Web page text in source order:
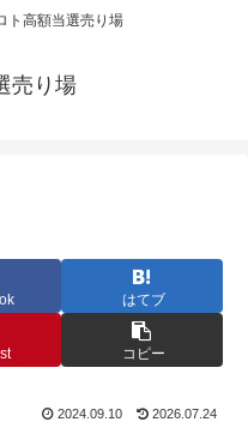
ト高額当選売り場
売り場
はてブ
コピー
2024.09.10 2026.07.24